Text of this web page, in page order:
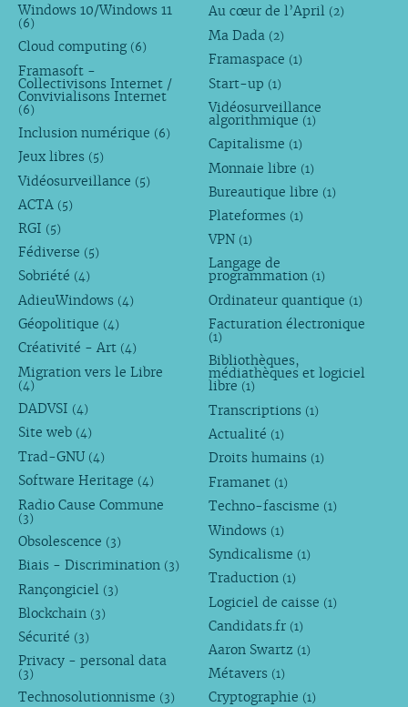
Windows 10/Windows 11
(6)
Cloud computing (6)
Framasoft -
Collectivisons Internet /
Convivialisons Internet
(6)
Inclusion numérique (6)
Jeux libres (5)
Vidéosurveillance (5)
ACTA (5)
RGI (5)
Fédiverse (5)
Sobriété (4)
AdieuWindows (4)
Géopolitique (4)
Créativité - Art (4)
Migration vers le Libre
(4)
DADVSI (4)
Site web (4)
Trad-GNU (4)
Software Heritage (4)
Radio Cause Commune
(3)
Obsolescence (3)
Biais - Discrimination (3)
Rançongiciel (3)
Blockchain (3)
Sécurité (3)
Privacy - personal data
(3)
Technosolutionnisme (3)
Au cœur de l’April (2)
Ma Dada (2)
Framaspace (1)
Start-up (1)
Vidéosurveillance
algorithmique (1)
Capitalisme (1)
Monnaie libre (1)
Bureautique libre (1)
Plateformes (1)
VPN (1)
Langage de
programmation (1)
Ordinateur quantique (1)
Facturation électronique
(1)
Bibliothèques,
médiathèques et logiciel
libre (1)
Transcriptions (1)
Actualité (1)
Droits humains (1)
Framanet (1)
Techno-fascisme (1)
Windows (1)
Syndicalisme (1)
Traduction (1)
Logiciel de caisse (1)
Candidats.fr (1)
Aaron Swartz (1)
Métavers (1)
Cryptographie (1)